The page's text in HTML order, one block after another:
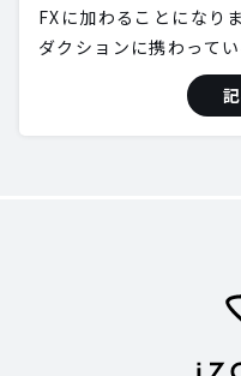
FXに加わることになり
ダクションに携わって